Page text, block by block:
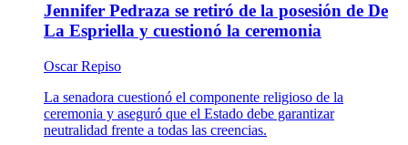
Jennifer Pedraza se retiró de la posesión de De
La Espriella y cuestionó la ceremonia
Oscar Repiso
La senadora cuestionó el componente religioso de la
ceremonia y aseguró que el Estado debe garantizar
neutralidad frente a todas las creencias.